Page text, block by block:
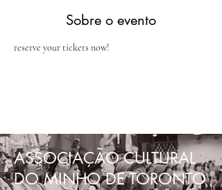
Sobre o evento
reserve your tickets now!
ASSOCIAÇÃO CULTURAL
DO MINHO DE TORONTO